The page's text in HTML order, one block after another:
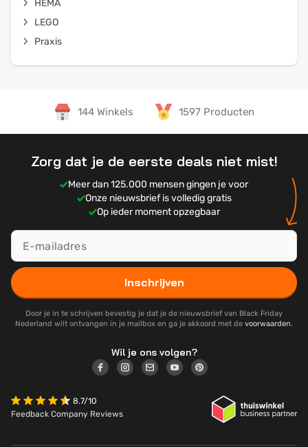
HEMA
LEGO
Praxis
144 Winkels 1597 Producten
Zorg dat je de eerste deals niet mist!
Meer dan 125.000 mensen gingen je voor
Onze nieuwsbrief is volledig gratis
Op ieder moment opzegbaar
Inschrijven
Door je in te schrijven bevestig je dat je de nieuwsbrief van Black Friday
Nederland wilt ontvangen in je mailbox en ga je akkoord met de voorwaarden.
Wil je ons volgen?
8.7/10
Feedback Company Reviews